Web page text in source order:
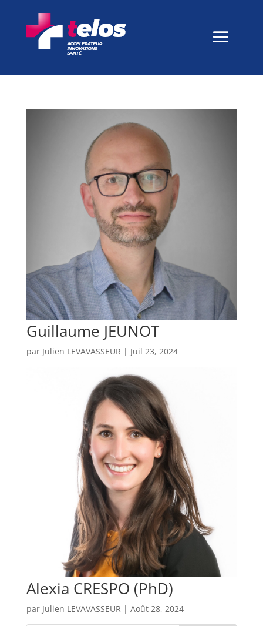
Guillaume JEUNOT
par Julien LEVAVASSEUR | Juil 23, 2024
Alexia CRESPO (PhD)
par Julien LEVAVASSEUR | Août 28, 2024